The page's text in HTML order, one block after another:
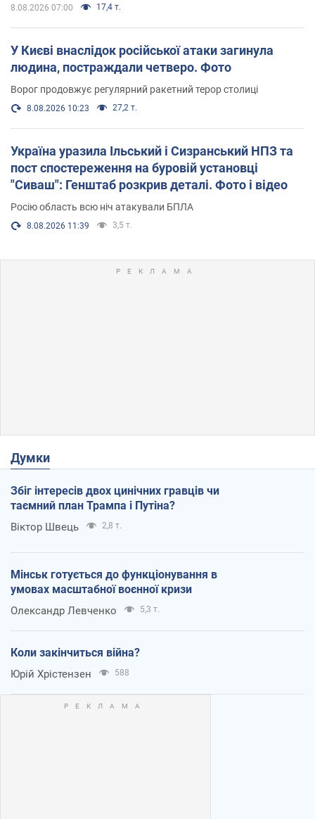
8.08.2026 07:00 17,4 т.
У Києві внаслідок російської атаки загинула
людина, постраждали четверо. Фото
Ворог продовжує регулярний ракетний терор столиці
8.08.2026 10:23 27,2 т.
Україна уразила Ільський і Сизранський НПЗ та
пост спостереження на буровій установці
"Сиваш": Генштаб розкрив деталі. Фото і відео
Росію область всю ніч атакували БПЛА
8.08.2026 11:39 3,5 т.
Думки
Збіг інтересів двох цинічних гравців чи
таємний план Трампа і Путіна?
Віктор Швець 2,8 т.
Мінськ готується до функціонування в
умовах масштабної воєнної кризи
Олександр Левченко 5,3 т.
Коли закінчиться війна?
Юрій Хрістензен 588